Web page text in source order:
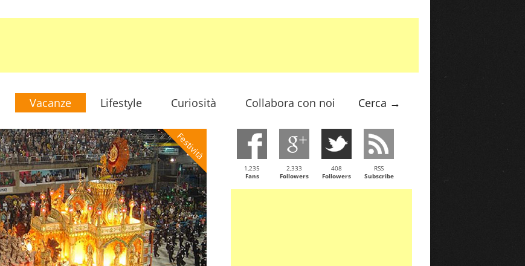
Vacanze Lifestyle Curiosità Collabora con noi Cerca →
Festività
1,235
Fans
2,333
Followers
408
Followers
RSS
Subscribe